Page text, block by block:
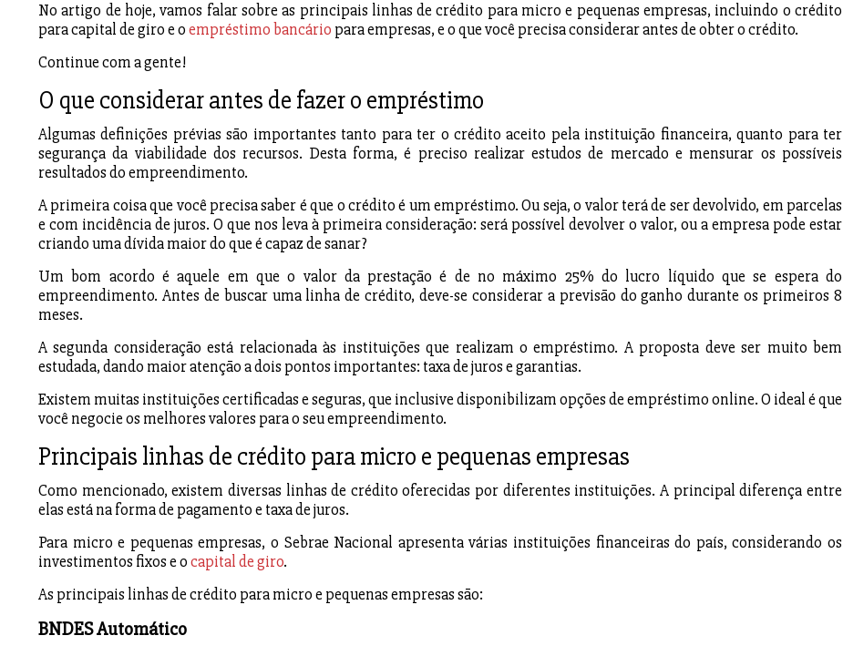
No artigo de hoje, vamos falar sobre as principais linhas de crédito para micro e pequenas empresas, incluindo o crédito
para capital de giro e oempréstimo bancário para empresas, e o que você precisa considerar antes de obter o crédito.
Continue com a gente!
O que considerar antes de fazer o empréstimo
Algumas definições prévias são importantes tanto para ter o crédito aceito pela instituição financeira, quanto para ter
segurança da viabilidade dos recursos. Desta forma, é preciso realizar estudos de mercado e mensurar os possíveis
resultados do empreendimento.
A primeira coisa que você precisa saber é que o crédito é um empréstimo. Ou seja, o valor terá de ser devolvido, em parcelas
e com incidência de juros. O que nos leva à primeira consideração: será possível devolver o valor, ou a empresa pode estar
criando uma dívida maior do que é capaz de sanar?
Um bom acordo é aquele em que o valor da prestação é de no máximo 25% do lucro líquido que se espera do
empreendimento. Antes de buscar uma linha de crédito, deve-se considerar a previsão do ganho durante os primeiros 8
meses.
A segunda consideração está relacionada às instituições que realizam o empréstimo. A proposta deve ser muito bem
estudada, dando maior atenção a dois pontos importantes: taxa de juros e garantias.
Existem muitas instituições certificadas e seguras, que inclusive disponibilizam opções de empréstimo online. O ideal é que
você negocie os melhores valores para o seu empreendimento.
Principais linhas de crédito para micro e pequenas empresas
Como mencionado, existem diversas linhas de crédito oferecidas por diferentes instituições. A principal diferença entre
elas está na forma de pagamento e taxa de juros.
Para micro e pequenas empresas, o Sebrae Nacional apresenta várias instituições financeiras do país, considerando os
investimentos fixos e ocapital de giro.
As principais linhas de crédito para micro e pequenas empresas são:
BNDES Automático